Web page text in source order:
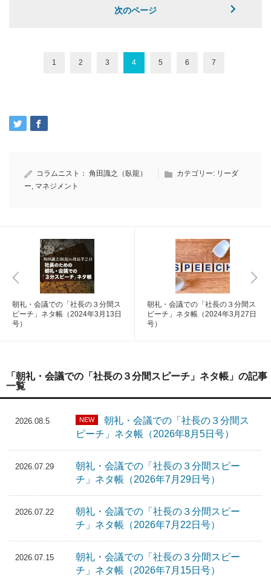
次のページ
1 2 3 4 5 6 7
コラムニスト： 角田識之（臥龍） カテゴリー: リーダ
ー マネジメント
朝礼・会議での「社長の３分間ス
ピーチ」ネタ帳（2024年3月13日
号）
朝礼・会議での「社長の３分間ス
ピーチ」ネタ帳（2024年3月27日
号）
「朝礼・会議での「社長の３分間スピーチ」ネタ帳」の記事
一覧
2026.08.5 NEW
朝礼・会議での「社長の３分間ス
ピーチ」ネタ帳（2026年8月5日号）
2026.07.29
朝礼・会議での「社長の３分間スピー
チ」ネタ帳（2026年7月29日号）
2026.07.22
朝礼・会議での「社長の３分間スピー
チ」ネタ帳（2026年7月22日号）
2026.07.15
朝礼・会議での「社長の３分間スピー
チ」ネタ帳（2026年7月15日号）